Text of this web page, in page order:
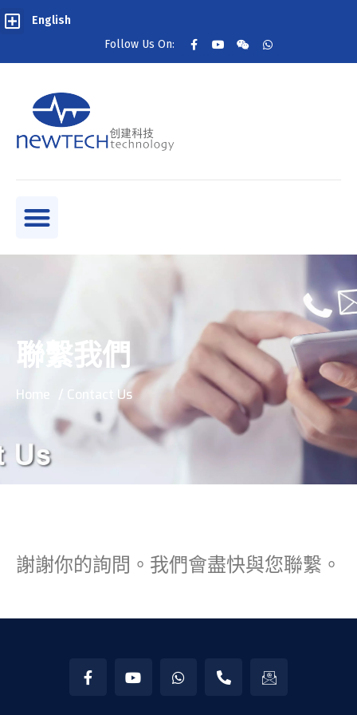
English
Follow Us On:
聯繫我們
Home / Contact Us
謝謝你的詢問。我們會盡快與您聯繫。